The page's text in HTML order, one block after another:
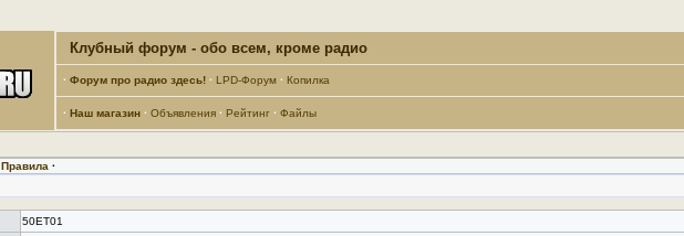
Клубный форум - обо всем, кроме радио
· Форум про радио здесь! · LPD-Форум · Копилка
· Наш магазин · Объявления · Рейтинг · Файлы
Правила ·
50ET01